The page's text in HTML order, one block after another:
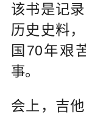
该书是记
历史史料
国70年艰
事。
会上，吉